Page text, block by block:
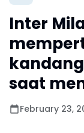
Inter
saat
February 23,